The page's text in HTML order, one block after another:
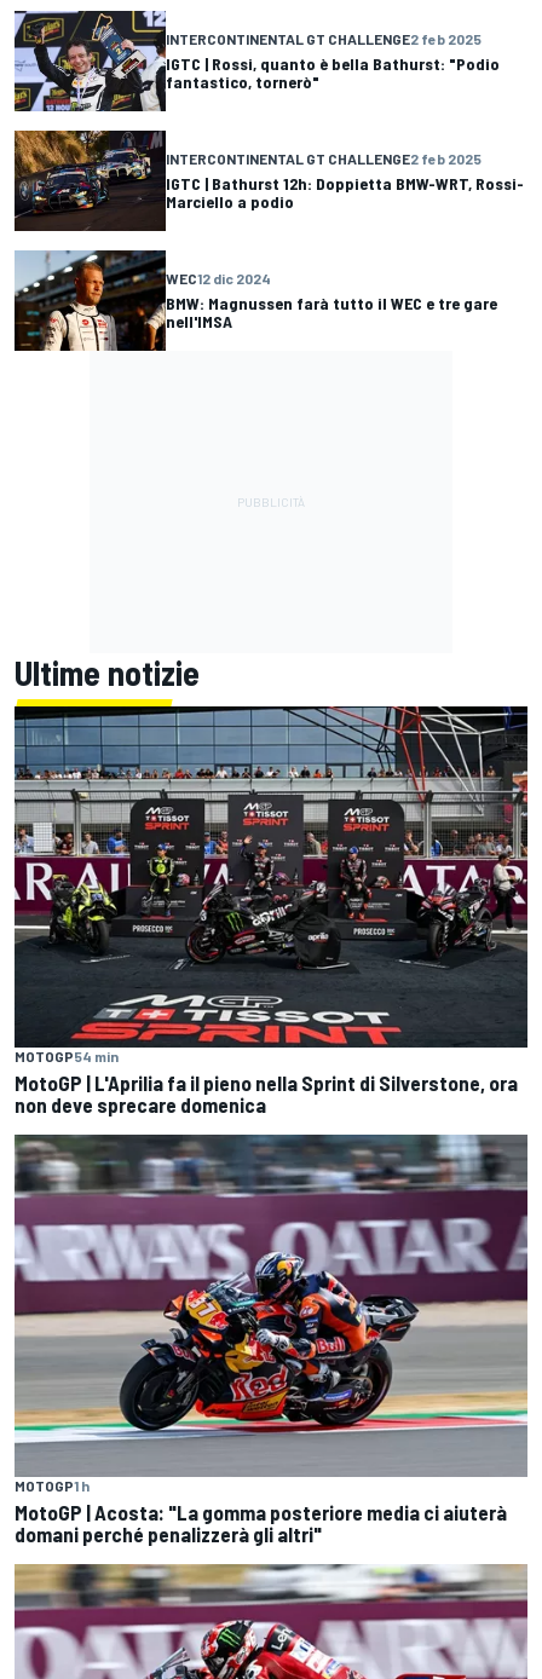
INTERCONTINENTAL GT CHALLENGE2 feb 2025
IGTC | Rossi, quanto è bella Bathurst: "Podio
fantastico, tornerò"
INTERCONTINENTAL GT CHALLENGE2 feb 2025
IGTC | Bathurst 12h: Doppietta BMW-WRT, Rossi-
Marciello a podio
WEC12 dic 2024
BMW: Magnussen farà tutto il WEC e tre gare
nell'IMSA
Ultime notizie
MOTOGP54 min
MotoGP | L'Aprilia fa il pieno nella Sprint di Silverstone, ora
non deve sprecare domenica
MOTOGP1 h
MotoGP | Acosta: "La gomma posteriore media ci aiuterà
domani perché penalizzerà gli altri"